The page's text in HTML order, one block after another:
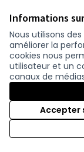
Informations
Nous utilisons
améliorer la
cookies nous
utilisateur et un
canaux de
Accepter
Création
sensoriel
Un autre